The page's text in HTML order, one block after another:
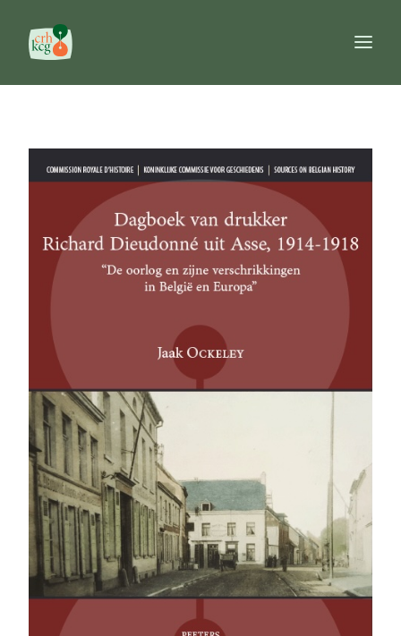
Publicaties
Prijzen
Databanken
Naslagwerken
FR
NL
EN
Search